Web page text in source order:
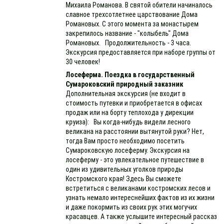
Михаила Романова. В святой обители начиналось
славное трехсотлетнее царствование Дома
Романовых. С этого момента за монастырем
закрепилось название - "колыбель" Дома
Романовых. Продолжительность - 3 часа.
Экскурсия предоставляется при наборе группы от
30 человек!
Лосеферма. Поездка в государственный
Сумароковский природный заказник
Дополнительная экскурсия (не входит в
стоимость путевки и приобретается в офисах
продаж или на борту теплохода у дирекции
круиза): Вы когда-нибудь видели лесного
великана на расстоянии вытянутой руки? Нет,
тогда Вам просто необходимо посетить
Сумароковскую лосеферму. Экскурсия на
лосеферму - это увлекательное путешествие в
один из удивительных уголков природы
Костромского края! Здесь Вы сможете
встретиться с великанами костромских лесов и
узнать немало интереснейших фактов из их жизни
и даже покормить из своих рук этих могучих
красавцев. А также услышите интересный рассказ